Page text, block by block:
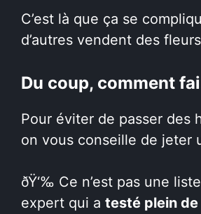
C’est là que ça se
d’autres vendent des
Du coup, comment
Pour éviter de passer des
on vous conseille de jeter
ðŸ‘‰ Ce n’est pas une
expert qui a testé plein